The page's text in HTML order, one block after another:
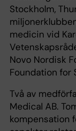
Stockholm,
medicin vid
Novo Nordisk
Foundation for
Två av
Medical AB.
kompensation